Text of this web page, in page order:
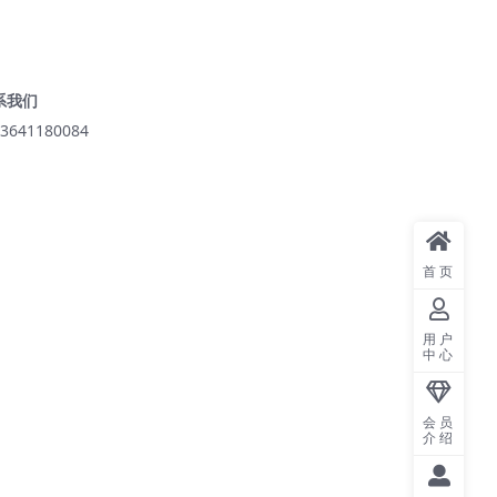
我们
首页
用户
中心
会员
介绍